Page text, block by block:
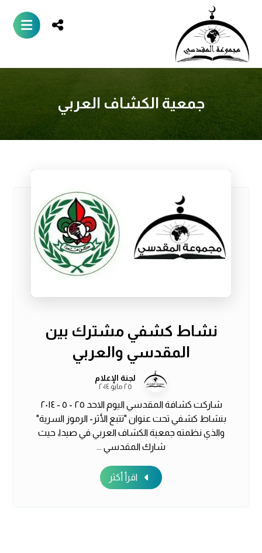
جمعية الكشاف العربي
نشاط كشفي مشترك بين
المقدسي والعربي
لجنة الإعلام
٢٥ مايو ٢٠١٤
شاركت كشافة المقدسي اليوم الاحد ٢٥ - ٥ - ٢٠١٤
بنشاط كشفي تحت عنوان "تتبع الأثر- الرموز السرية"
والذي نظمته جمعية الكشاف العربي في صيدا، حيث
شارك المقدسي ...
اقرأ أكثر